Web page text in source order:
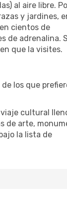
al aire libre.
y jardines,
cientos de
de adrenalina.
que la visites.
los que
viaje cultural
de arte,
la lista de